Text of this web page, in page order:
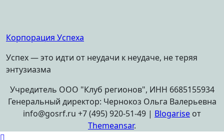
Корпорация Успеха
Успех — это идти от неудачи к неудаче, не теряя
энтузиазма
Учредитель ООО "Клуб регионов", ИНН 6685155934
Генеральный директор: Чернокоз Ольга Валерьевна
info@gosrf.ru +7 (495) 920-51-49 | Blogarise от
Themeansar.